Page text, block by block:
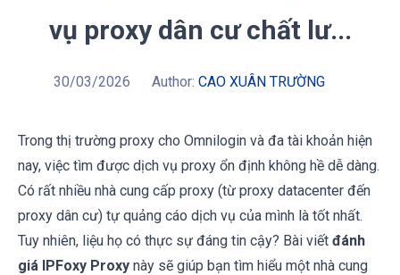
vụ proxy dân cư chất lư...
30/03/2026 Author: CAO XUÂN TRƯỜNG
Trong thị trường proxy cho Omnilogin và đa tài khoản hiện
nay, việc tìm được dịch vụ proxy ổn định không hề dễ dàng.
Có rất nhiều nhà cung cấp proxy (từ proxy datacenter đến
proxy dân cư) tự quảng cáo dịch vụ của mình là tốt nhất.
Tuy nhiên, liệu họ có thực sự đáng tin cậy? Bài viết đánh
giá IPFoxy Proxy này sẽ giúp bạn tìm hiểu một nhà cung